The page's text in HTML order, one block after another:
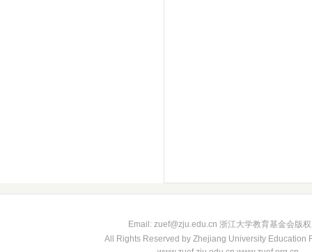
Email: zuef@zju.edu.cn 浙江大学教育基金会版
All Rights Reserved by Zhejiang University Education